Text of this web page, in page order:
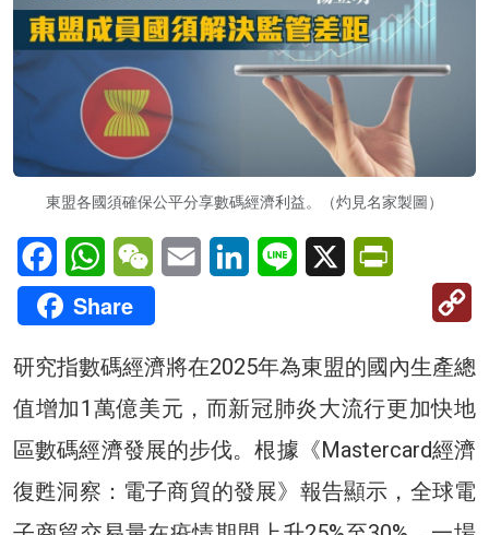
東盟各國須確保公平分享數碼經濟利益。（灼見名家製圖）
FacebookWhatsAppWeChatEmail LinkedInLine X
Share
研究指數碼經濟將在2025年為東盟的國內生產總
值增加1萬億美元，而新冠肺炎大流行更加快地
區數碼經濟發展的步伐。根據《Mastercard經濟
復甦洞察：電子商貿的發展》報告顯示，全球電